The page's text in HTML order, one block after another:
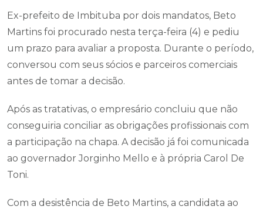
Ex-prefeito de Imbituba por dois mandatos, Beto
Martins foi procurado nesta terça-feira (4) e pediu
um prazo para avaliar a proposta. Durante o período,
conversou com seus sócios e parceiros comerciais
antes de tomar a decisão.
Após as tratativas, o empresário concluiu que não
conseguiria conciliar as obrigações profissionais com
a participação na chapa. A decisão já foi comunicada
ao governador Jorginho Mello e à própria Carol De
Toni.
Com a desistência de Beto Martins, a candidata ao